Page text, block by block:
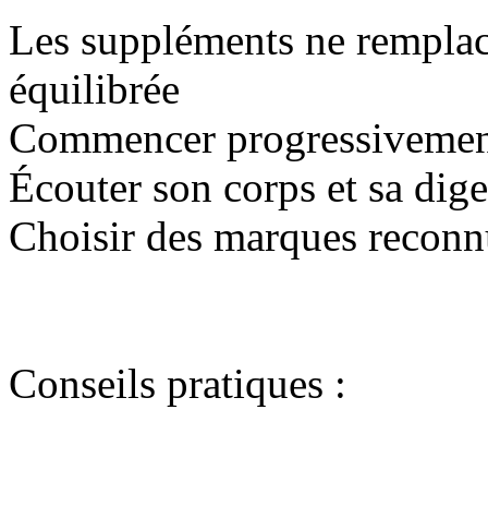
Les suppléments ne
équilibrée
Commencer
Écouter son corps et sa
Choisir des marques
Conseils pratiques :